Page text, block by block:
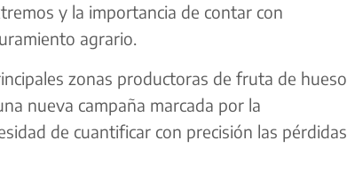
y la importancia de contar con
agrario.
zonas productoras de fruta de hueso
nueva campaña marcada por la
de cuantificar con precisión las pérdidas